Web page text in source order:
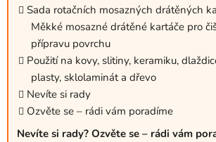
Sada rotačních mosazných drátěných
Měkké mosazné drátěné kartáče pro
přípravu povrchu
Použití na kovy, slitiny, keramiku,
plasty, sklolaminát a dřevo
Nevíte si rady
Ozvěte se – rádi vám poradíme
Nevíte si rady? Ozvěte se – rádi vám